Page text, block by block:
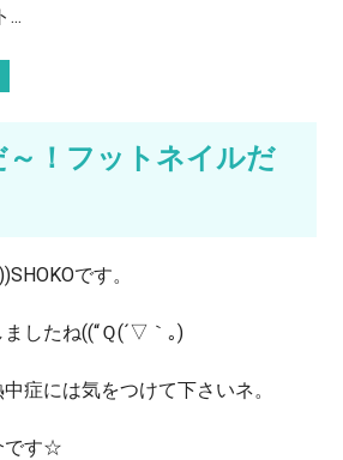
...
～！フットネイルだ
です。
したね((“Ｑ(´▽｀｡)
症には気をつけて下さいネ。
です☆